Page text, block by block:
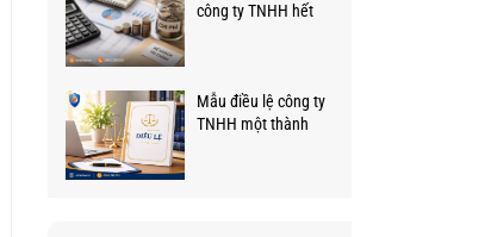
công ty TNHH hết
Mẫu điều lệ công ty
TNHH một thành